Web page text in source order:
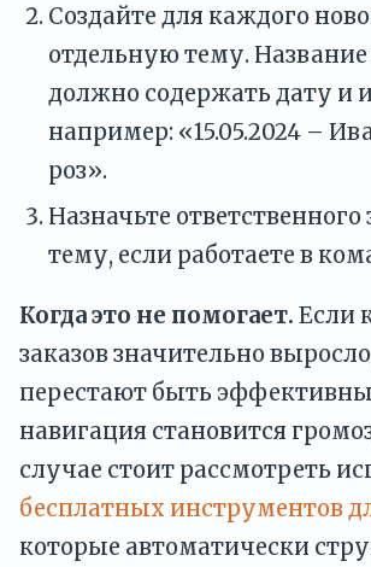
Создайте для каждого
отдельную тему.
должно содержать дату и
например: «15.05.2024 –
роз».
Назначьте
тему, если работаете в
Когда это не помогает. Если
заказов значительно
перестают быть
навигация становится
случае стоит рассмотреть
бесплатных инструментов
которые автоматически